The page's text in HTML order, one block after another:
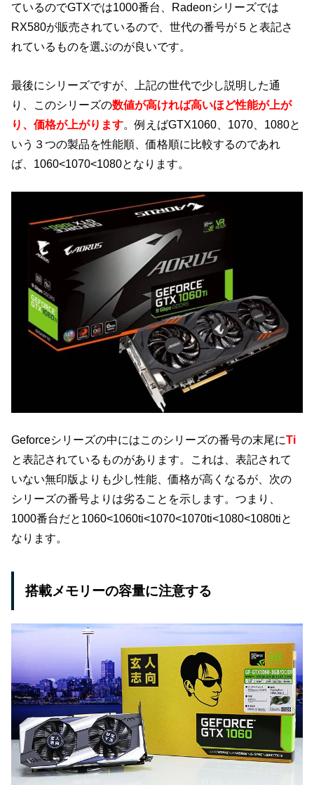
ているのでGTXでは1000番台、Radeonシリーズでは
RX580が販売されているので、世代の番号が５と表記さ
れているものを選ぶのが良いです。
最後にシリーズですが、上記の世代で少し説明した通
り、このシリーズの数値が高ければ高いほど性能が上が
り、価格が上がります。例えばGTX1060、1070、1080と
いう３つの製品を性能順、価格順に比較するのであれ
ば、1060<1070<1080となります。
Geforceシリーズの中にはこのシリーズの番号の末尾にTi
と表記されているものがあります。これは、表記されて
いない無印版よりも少し性能、価格が高くなるが、次の
シリーズの番号よりは劣ることを示します。つまり、
1000番台だと1060<1060ti<1070<1070ti<1080<1080tiと
なります。
搭載メモリーの容量に注意する